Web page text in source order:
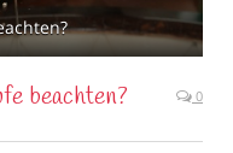
beachten? 0